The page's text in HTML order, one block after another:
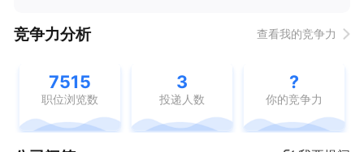
竞争力分析 查看我的竞争力
7515
职位浏览数
3
投递人数
?
你的竞争力